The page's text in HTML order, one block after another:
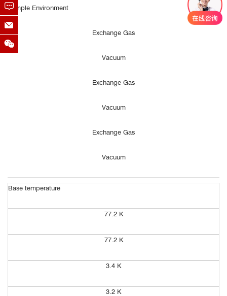
Sample Environment
Exchange Gas
Vacuum
Exchange Gas
Vacuum
Exchange Gas
Vacuum
Base temperature
77.2 K
77.2 K
3.4 K
3.2 K